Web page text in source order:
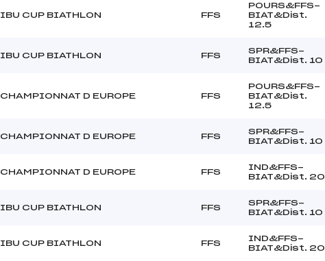
IBU CUP BIATHLON FFS
POURS&FFS-
BIAT&Dist.
12.5
IBU CUP BIATHLON FFS
SPR&FFS-
BIAT&Dist. 10
CHAMPIONNAT D EUROPE FFS
POURS&FFS-
BIAT&Dist.
12.5
CHAMPIONNAT D EUROPE FFS
SPR&FFS-
BIAT&Dist. 10
CHAMPIONNAT D EUROPE FFS
IND&FFS-
BIAT&Dist. 20
IBU CUP BIATHLON FFS
SPR&FFS-
BIAT&Dist. 10
IBU CUP BIATHLON FFS
IND&FFS-
BIAT&Dist. 20